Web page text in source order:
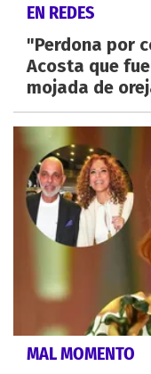
EN REDES
"Perdona por
Acosta que
mojada de
MAL MOMENTO